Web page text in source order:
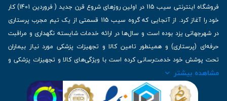
فروشگاه اینترنتی سیب 115 در اولین روزهای شروع قرن جدید ( فروردین 1401) کار
خود را آغاز کرد. از آنجایی که گروه سیب 115 قسمتی از یک تیم مجرب پرستاری
در شهرجهانی یزد بوده است و سال‌ها در ارائه خدمات شایسته نگهداری و مراقبت
حرفه‌ای (پرستاری) و همینطور تامین کالا و تجهیزات پزشکی مورد نیاز بیماران
تحت پوشش خود خدمت‌رسانی کرده است با ویژگی‌های کالا و تجهیزات پزشکی و
برترین برندهای موجود در بازار اطلاعات بسیار ارزشمندی را دارا می‌باشد
مشاهده بیشتر